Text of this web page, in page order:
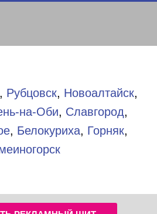
Рубцовск, Новоалтайск,
на-Оби, Славгород,
, Белокуриха, Горняк,